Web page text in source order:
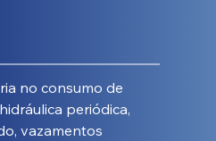
no consumo de
periódica,
vazamentos